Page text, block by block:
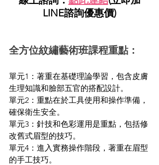
LINE諮詢優惠價)
全方位紋繡藝術班課程重點：
單元1：著重在基礎理論學習，包含皮膚
生理知識和臉部五官的搭配設計。
單元2：重點在於工具使用和操作準備，
確保衛生安全。
單元3：針技和色彩運用是重點，包括修
改舊式眉型的技巧。
單元4：進入實務操作階段，著重在眉型
的手工技巧。